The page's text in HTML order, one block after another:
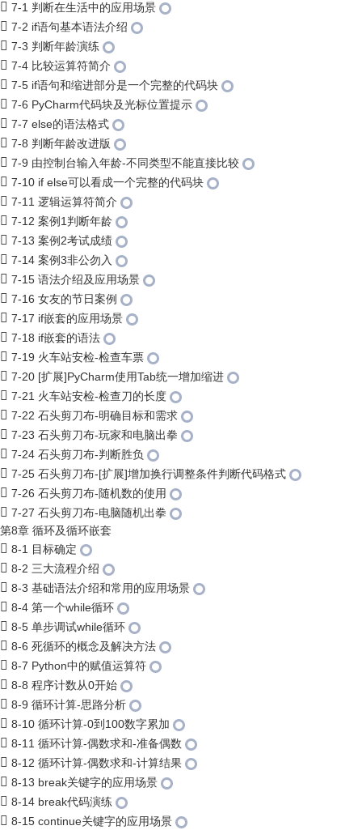
7-1 判断在生活中的应用场景
7-2 if语句基本语法介绍
7-3 判断年龄演练
7-4 比较运算符简介
7-5 if语句和缩进部分是一个完整的代码块
7-6 PyCharm代码块及光标位置提示
7-7 else的语法格式
7-8 判断年龄改进版
7-9 由控制台输入年龄-不同类型不能直接比较
7-10 if else可以看成一个完整的代码块
7-11 逻辑运算符简介
7-12 案例1判断年龄
7-13 案例2考试成绩
7-14 案例3非公勿入
7-15 语法介绍及应用场景
7-16 女友的节日案例
7-17 if嵌套的应用场景
7-18 if嵌套的语法
7-19 火车站安检-检查车票
7-20 [扩展]PyCharm使用Tab统一增加缩进
7-21 火车站安检-检查刀的长度
7-22 石头剪刀布-明确目标和需求
7-23 石头剪刀布-玩家和电脑出拳
7-24 石头剪刀布-判断胜负
7-25 石头剪刀布-[扩展]增加换行调整条件判断代码格式
7-26 石头剪刀布-随机数的使用
7-27 石头剪刀布-电脑随机出拳
第8章 循环及循环嵌套
8-1 目标确定
8-2 三大流程介绍
8-3 基础语法介绍和常用的应用场景
8-4 第一个while循环
8-5 单步调试while循环
8-6 死循环的概念及解决方法
8-7 Python中的赋值运算符
8-8 程序计数从0开始
8-9 循环计算-思路分析
8-10 循环计算-0到100数字累加
8-11 循环计算-偶数求和-准备偶数
8-12 循环计算-偶数求和-计算结果
8-13 break关键字的应用场景
8-14 break代码演练
8-15 continue关键字的应用场景